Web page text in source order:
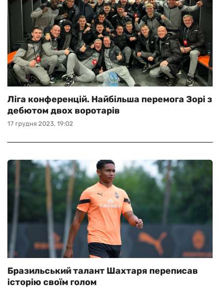
17 грудня 2023, 19:02
Ліга конференцій. Найбільша перемога Зорі з
дебютом двох воротарів
Бразильський талант Шахтаря переписав
історію своїм голом